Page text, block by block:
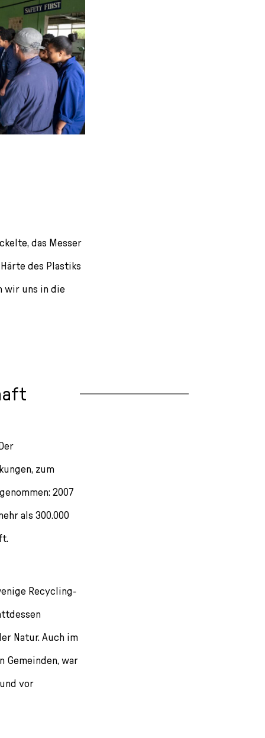
das Messer
des Plastiks
wir uns in die
zum
2007
als 300.000
Recycling-
Natur. Auch im
Gemeinden, war
vor